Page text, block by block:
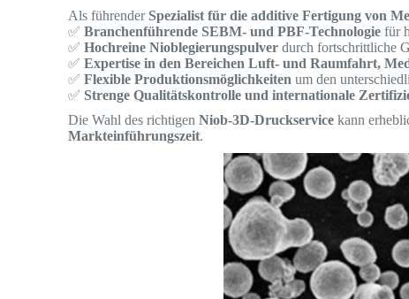
Als führender Spezialist für die additive Fertigung von
✅Branchenführende SEBM- und PBF-Technologie für
✅Hochreine Nioblegierungspulver durch fortschrittliche
✅Expertise in den Bereichen Luft- und Raumfahrt,
✅Flexible Produktionsmöglichkeiten um den
✅ Strenge Qualitätskontrolle und internationale
Die Wahl des richtigenNiob-3D-Druckservice kann
Markteinführungszeit.